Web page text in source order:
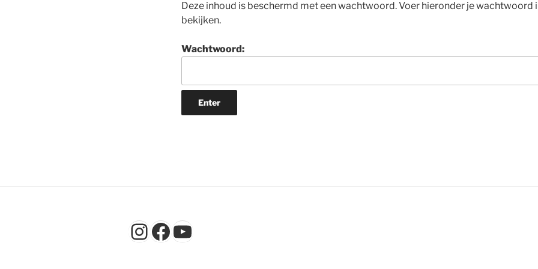
Deze inhoud is beschermd met een wachtwoord. Voer hieronder je wachtwoord
bekijken.
Wachtwoord:
Instagram
Facebook
YouTube